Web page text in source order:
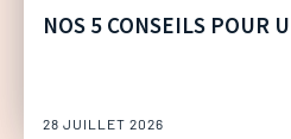
NOS 5 CONSEILS POUR
28 JUILLET 2026